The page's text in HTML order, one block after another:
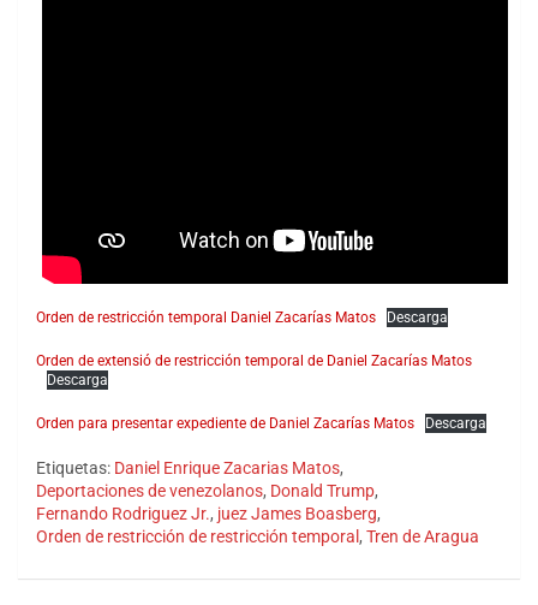
Orden de restricción temporal Daniel Zacarías Matos Descarga
Orden de extensió de restricción temporal de Daniel Zacarías Matos
Descarga
Orden para presentar expediente de Daniel Zacarías Matos Descarga
Etiquetas: Daniel Enrique Zacarias Matos,
Deportaciones de venezolanos, Donald Trump,
Fernando Rodriguez Jr., juez James Boasberg,
Orden de restricción de restricción temporal , Tren de Aragua